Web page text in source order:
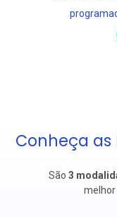
Conheça
São 3
melhor